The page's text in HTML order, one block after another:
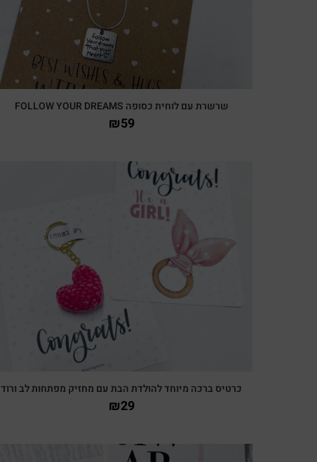
שרשרת עם לוחית כסופה FOLLOW YOUR DREAMS
₪59
צפייה מהירה
כרטיס ברכה מיוחד להולדת הבת עם מחזיק מפתחות לב ורוד
₪29